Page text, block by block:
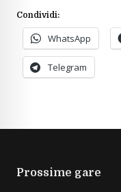
Condividi:
WhatsApp
Telegram
Prossime gare